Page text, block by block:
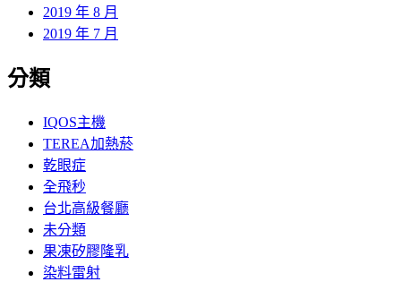
2019 年 8 月
2019 年 7 月
分類
IQOS主機
TEREA加熱菸
乾眼症
全飛秒
台北高級餐廳
未分類
果凍矽膠隆乳
染料雷射